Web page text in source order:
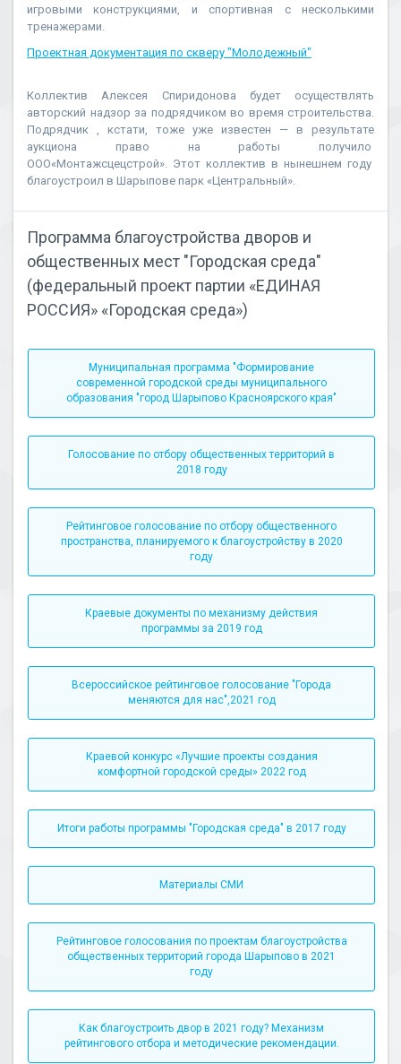
игровыми конструкциями, и спортивная с несколькими
тренажерами.
Проектная документация по скверу "Молодежный"
Коллектив Алексея Спиридонова будет осуществлять
авторский надзор за подрядчиком во время строительства.
Подрядчик , кстати, тоже уже известен — в результате
аукциона право на работы получило
ООО«Монтажсцецстрой». Этот коллектив в нынешнем году
благоустроил в Шарыпове парк «Центральный».
Программа благоустройства дворов и
общественных мест "Городская среда"
(федеральный проект партии «ЕДИНАЯ
РОССИЯ» «Городская среда»)
Муниципальная программа "Формирование
современной городской среды муниципального
образования "город Шарыпово Красноярского края"
Голосование по отбору общественных территорий в
2018 году
Рейтинговое голосование по отбору общественного
пространства, планируемого к благоустройству в 2020
году
Краевые документы по механизму действия
программы за 2019 год
Всероссийское рейтинговое голосование "Города
меняются для нас",2021 год
Краевой конкурс «Лучшие проекты создания
комфортной городской среды» 2022 год
Итоги работы программы "Городская среда" в 2017 году
Материалы СМИ
Рейтинговое голосования по проектам благоустройства
общественных территорий города Шарыпово в 2021
году
Как благоустроить двор в 2021 году? Механизм
рейтингового отбора и методические рекомендации.